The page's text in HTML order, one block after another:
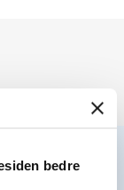
bedre